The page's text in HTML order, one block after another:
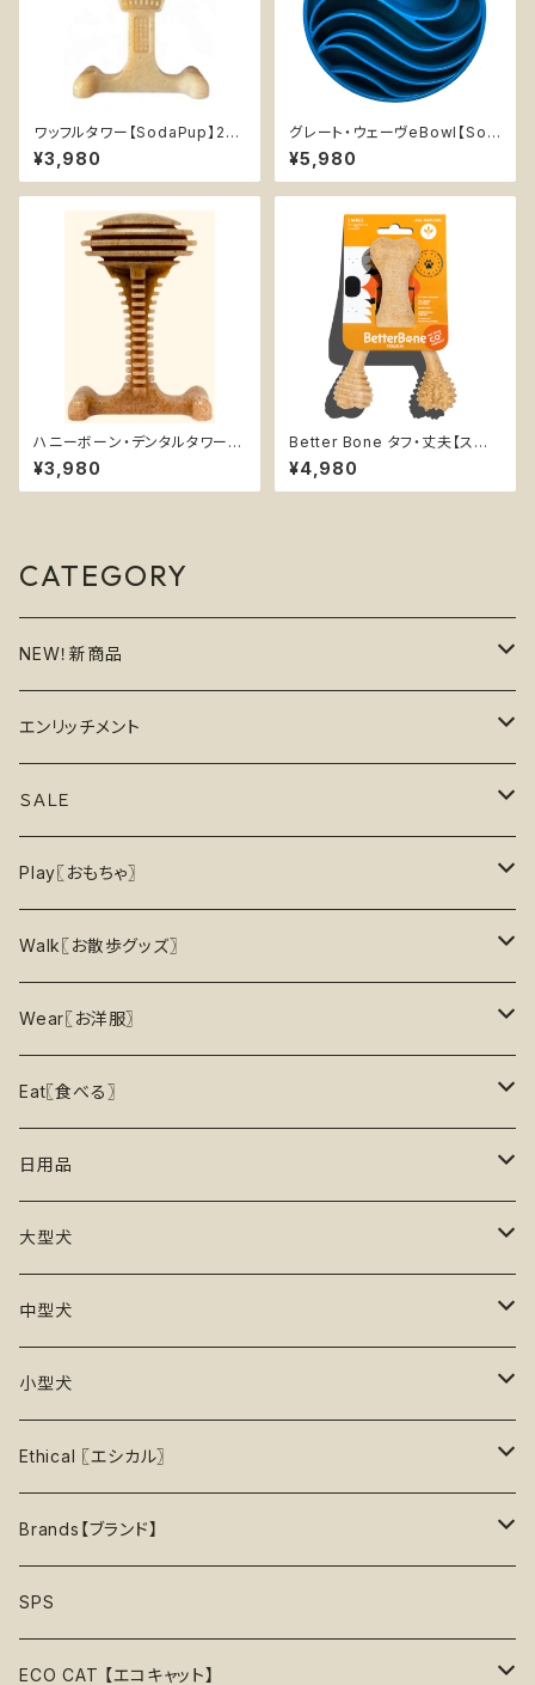
ワッフルタワー【SodaPup】2-i
n-1 エンリッチメント デンタル
超耐久性 丈夫 カミカミ おもち
ゃ チュートイ 知育 ソダパップ W
¥3,980
グレート・ウェーヴeBowl【Sod
aPup】 早食い防止皿 スローフ
ィーダー 知育 エンリッチメント
フードボウル ソダパップ Wave
¥5,980
ハニーボーン・デンタルタワーX
L【SodaPup】デンタル 超耐久
性 丈夫 カミカミ おもちゃ チュ
ートイ 知育 エンリッチメ ソダパ
¥3,980
Better Bone タフ・丈夫【スモ
ール】無添加 天然素材 フードグ
レード 安心 安全 チュートイ 優
しい 噛むおもちゃ 中型犬
¥4,980
CATEGORY
NEW！新商品
6月の新商品
7月の新商品
8月の新商品
エンリッチメント
フードボウル
おもちゃ
パズル
トレーニング
リックマット
初級【★☆☆☆☆】やさしい
初級＋【★★☆☆☆】ふつう
香り付き
ＳＡＬＥ
割引で探す
5%OFF
10％OFF
30%OFF
35%OFF
40%OFF
おもちゃ
お洋服
リード・ハーネス・首輪
フードボウル
再入荷なし！
Play〖おもちゃ〗
二度楽しめる！壊すと新しいおもちゃが出てくる！
ノーズワーク【Nosework】
知育玩具【Enrichment】
丈夫なおもちゃ
ぬいぐるみ
ボール
噛むおもちゃ
ロープトイ【紐】
フリスビー
音鳴るおもちゃ
音鳴らないおもちゃ
Walk〖お散歩グッズ〗
首輪
ハーネス
リード
エチケット
Wear〖お洋服〗
レインコート
ロンパース
T -シャツ
パーカー
タンクトップ
セーター
アクセサリー
リボン
バンダナ
スリーブレス・ノースリーブ
リード穴付き
Eat〖食べる〗
フードボウル
早食い防止
おやつ入れ可能
知育【エンリッチメント】
リックマット
おやつ型
ウォーターボウル
日用品
Toothbrushes【歯ブラシ】
Poop Pickup【うんち処理】
Brushes【ブラシ】
大型犬
おもちゃ
お洋服
首輪
ハーネス
中型犬
おもちゃ
お洋服
首輪
ハーネス
小型犬
おもちゃ
お洋服
首輪
ハーネス
Ethical 〖エシカル〗
Sustainable〖サスティナブル〗
Organic〖オーガニック〗
Vegan〖ヴィーガン〗
Brands【ブランド】
Alqo Wasi
Animals in Charge
SPS
ECO CAT 【エコキャット】